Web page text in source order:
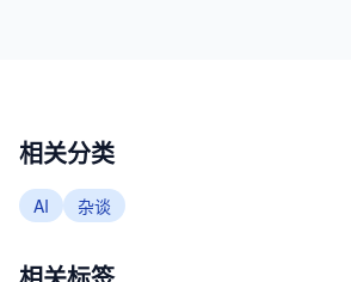
相关分类
AI 杂谈